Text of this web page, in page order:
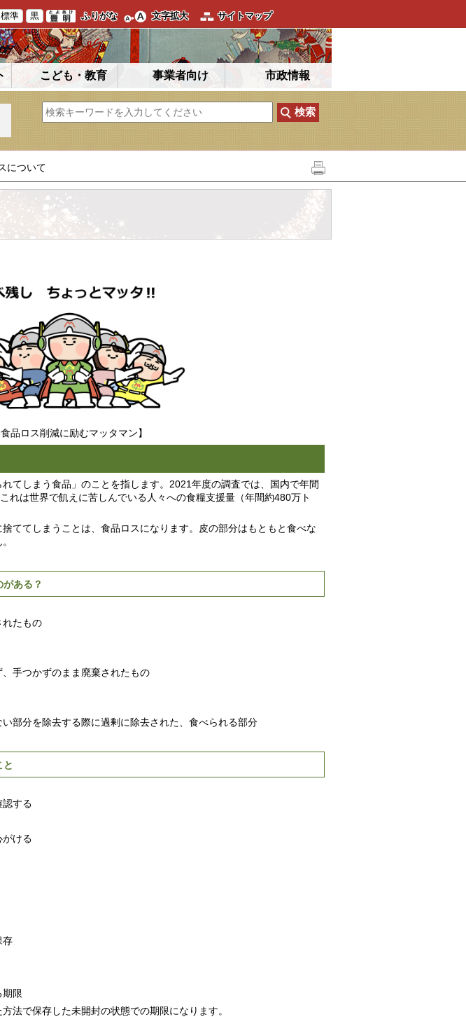
標準 黒 ふりがな 文字拡大 サイトマップ
こども・教育 事業者向け 市政情報
について
食品ロス削減に励むマッタマン】
てしまう食品」のことを指します。2021年度の調査では、国内で年間
れは世界で飢えに苦しんでいる人々への食糧支援量（年間約480万ト
ててしまうことは、食品ロスになります。皮の部分はもともと食べな
ある？
れたもの
手つかずのまま廃棄されたもの
部分を除去する際に過剰に除去された、食べられる部分
と
認する
がける
存
限
法で保存した未開封の状態での期限になります。